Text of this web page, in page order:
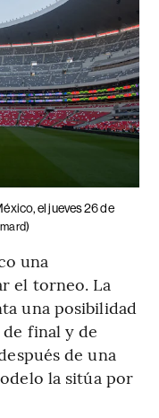
el jueves 26 de
una
el torneo. La
una posibilidad
de final y de
de una
la sitúa por